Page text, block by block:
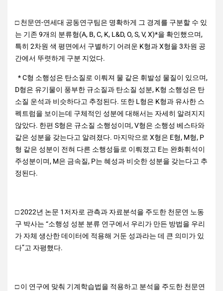
□ 천문연-연세대 공동연구팀은 명확하게 그 경계를 구분할 수 있
는 기존 9개의 분류형(A, B, C, K, L&D, O, S, V, X)*을 확인했으며,
특히 2차원 색 평면에서 구별하기 어려운 K형과 X형을 3차원 공
간에서 뚜렷하게 구분 지었다.
* C형 소행성은 탄소질로 이뤄져 물 같은 휘발성 물질이 있으며,
D형은 유기물이 풍부한 규소질과 탄소질 성분, K형 소행성은 탄
소질 운석과 비슷하다고 추정된다. 또한 L형은 K형과 유사한 스
펙트럼을 보이는데 구체적인 성분에 대해서는 자세히 알려지지
않았다. 한편 S형은 규소질 소행성이며, V형은 소행성 베스타와
같은 성분을 갖는다고 알려졌다. 마지막으로 X형은 E형, M형, P
형 같은 성분이 전혀 다른 소행성들로 이뤄졌고 E는 완화휘석이
주성분이며, M은 금속질, P는 혜성과 비슷한 성분을 갖는다고 추
정된다.
□ 2022년 논문 1저자로 관측과 자료분석을 주도한 천문연 노동
구 박사는 “소행성 성분 분류 연구에서 우리가 만든 방법을 우리
가 자체 생산한 데이터에 적용해 거둔 성과라는 데 큰 의미가 있
다”고 자평했다.
□ 이 연구에 맞춰 기계학습법을 적용하고 분석을 주도한 천문연